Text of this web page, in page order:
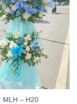
MLH – H20